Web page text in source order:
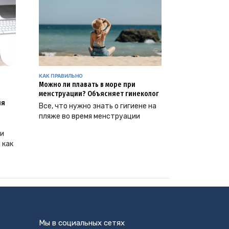
КАК ПРАВИЛЬНО
Можно ли плавать в море при
менструации? Объясняет гинеколог
Все, что нужно знать о гигиене на
пляже во время менструации
Мы в социальных сетях